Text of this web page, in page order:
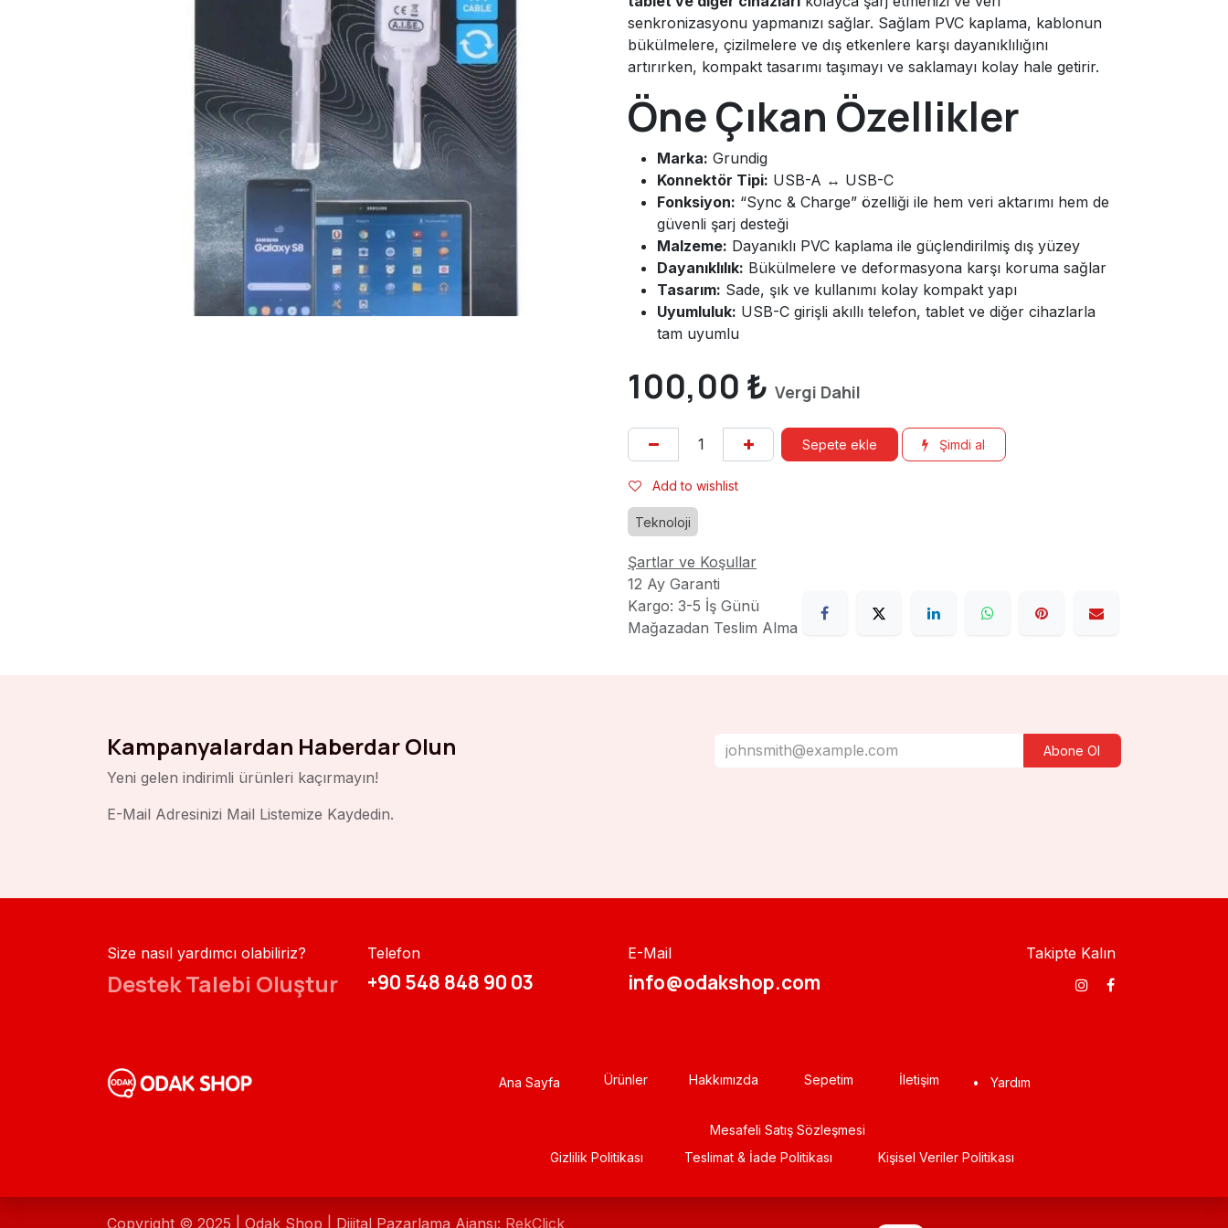
senkronizasyonu yapmanızı sağlar. Sağlam PVC kaplama, kablonun
bükülmelere, çizilmelere ve dış etkenlere karşı dayanıklılığını
artırırken, kompakt tasarımı taşımayı ve saklamayı kolay hale getirir.
Öne Çıkan Özellikler
Marka: Grundig
Konnektör Tipi: USB-A ↔ USB-C
Fonksiyon: “Sync & Charge” özelliği ile hem veri aktarımı hem de
güvenli şarj desteği
Malzeme: Dayanıklı PVC kaplama ile güçlendirilmiş dış yüzey
Dayanıklılık: Bükülmelere ve deformasyona karşı koruma sağlar
Tasarım: Sade, şık ve kullanımı kolay kompakt yapı
Uyumluluk: USB-C girişli akıllı telefon, tablet ve diğer cihazlarla
tam uyumlu
100,00 ₺ Vergi Dahil
Sepete ekle Şimdi al
Add to wishlist
Teknoloji
Şartlar ve Koşullar
12 Ay Garanti
Kargo: 3-5 İş Günü
Mağazadan Teslim Alma
Kampanyalardan Haberdar Olun
Yeni gelen indirimli ürünleri kaçırmayın!
E-Mail Adresinizi Mail Listemize Kaydedin.
Abone Ol
Size nasıl yardımcı olabiliriz?
Destek Talebi Oluştur
Telefon
+90 548 848 90 03​​
E-Mail
info@odakshop.com​
Takipte Kalın
Ana Sayfa Ürünler Hakkımızda Sepetim İletişim • Yardım
Mesafeli Satış Sözleşmesi
Gizlili​k Politikası
Teslimat & İade Politikası Kişisel Veriler Politikası
Copyright © 2025 | Odak Shop | Dijital Pazarlama Ajansı: RekClick